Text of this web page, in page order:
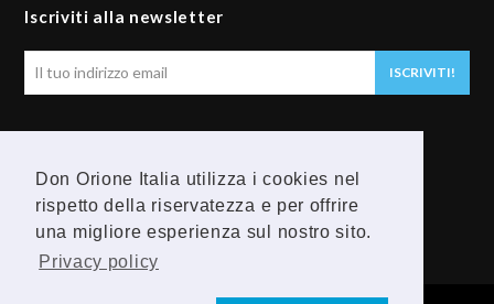
Don Orione Italia utilizza i cookies nel
rispetto della riservatezza e per offrire
una migliore esperienza sul nostro sito.
Privacy policy
Iscriviti alla newsletter
ISCRIVITI!
F
a
Y
o